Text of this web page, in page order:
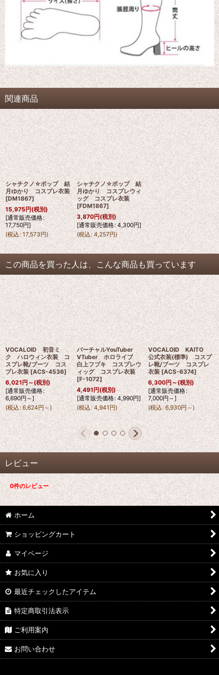
関連商品
シャチクノ☆ポップ 結
月ゆかり コスプレ衣装
[DM1867]
15,975円(税別)
[通常販売価格:
17,750円]
(税込: 17,573円)
シャチクノ☆ポップ 結
月ゆかり コスプレウィ
ッグ コスプレ衣装
[FDM1867]
3,870円(税別)
[通常販売価格: 4,300円]
(税込: 4,257円)
この商品を買った人は、こんな商品も買っています
VOCALOID 初音ミ
ク ハロウィン衣装 コ
スプレ靴/ブーツ コス
プレ衣装 [ACS-4536]
6,021円～(税別)
[通常販売価格:
6,690円～]
(税込: 6,624円～)
バーチャルYouTuber
VTuber ホロライブ
白上フブキ コスプレウ
ィッグ コスプレ衣装
[F-1072]
4,491円(税別)
[通常販売価格: 4,990円]
(税込: 4,941円)
VOCALOID KAITO
公式衣装(標準) コスプ
レ靴/ブーツ コスプレ
衣装 [ACS-6374]
6,300円～(税別)
[通常販売価格:
7,000円～]
(税込: 6,930円～)
レビュー
0件のレビュー
ホーム
ショッピングカート
マイページ
お気に入り
最近チェックしたアイテム
特定商取引法表示
ご利用案内
お問い合わせ